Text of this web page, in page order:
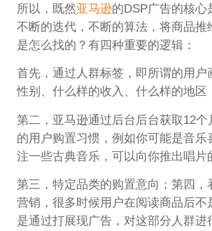
所以，既然亚马逊的DSP广告的核心
不断的迭代，不断的算法，将商品推
是怎么找的？有四种重要的逻辑：
首先，通过人群标签，即所谓的用户
性别、什么样的收入、什么样的地区
第二，亚马逊通过后台后台获取12个
的用户购置习惯，例如你可能是音乐
注一些古典音乐，可以向你推出唱片
第三，特定品类的购置意向；第四，
营销，很多时候用户在阅读商品后不
是通过打展现广告，对这部分人群进